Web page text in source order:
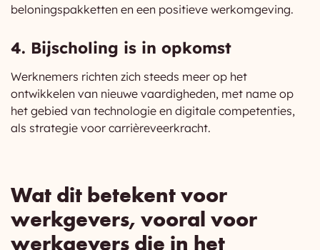
beloningspakketten en een positieve werkomgeving.
4. Bijscholing is in opkomst
Werknemers richten zich steeds meer op het
ontwikkelen van nieuwe vaardigheden, met name op
het gebied van technologie en digitale competenties,
als strategie voor carrièreveerkracht.
Wat dit betekent voor
werkgevers, vooral voor
werkgevers die in het